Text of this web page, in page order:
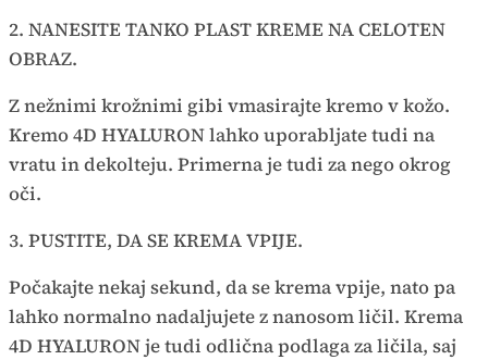
2. NANESITE TANKO PLAST KREME NA CELOTEN
OBRAZ.
Z nežnimi krožnimi gibi vmasirajte kremo v kožo.
Kremo 4D HYALURON lahko uporabljate tudi na
vratu in dekolteju. Primerna je tudi za nego okrog
oči.
3. PUSTITE, DA SE KREMA VPIJE.
Počakajte nekaj sekund, da se krema vpije, nato pa
lahko normalno nadaljujete z nanosom ličil. Krema
4D HYALURON je tudi odlična podlaga za ličila, saj